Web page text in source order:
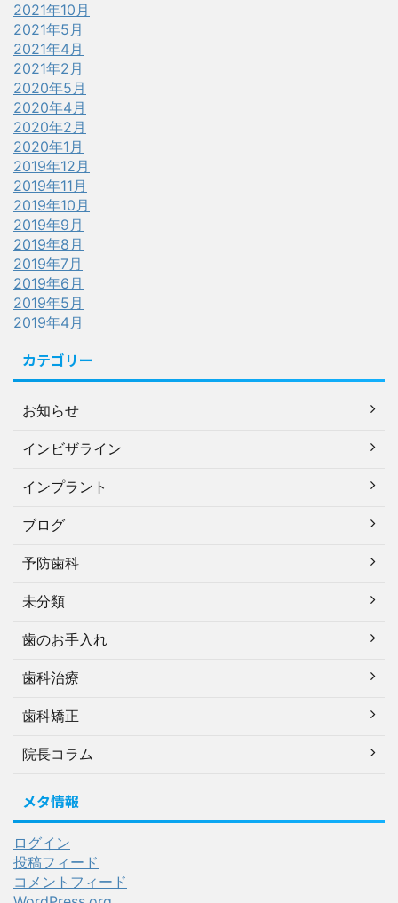
2021年10月
2021年5月
2021年4月
2021年2月
2020年5月
2020年4月
2020年2月
2020年1月
2019年12月
2019年11月
2019年10月
2019年9月
2019年8月
2019年7月
2019年6月
2019年5月
2019年4月
カテゴリー
お知らせ
インビザライン
インプラント
ブログ
予防歯科
未分類
歯のお手入れ
歯科治療
歯科矯正
院長コラム
メタ情報
ログイン
投稿フィード
コメントフィード